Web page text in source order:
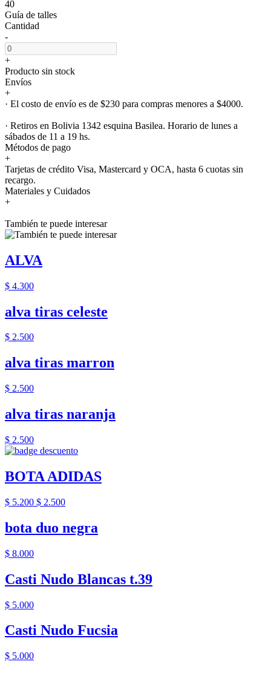
40
Guía de talles
Cantidad
-
+
Producto sin stock
Envíos
+
· El costo de envío es de $230 para compras menores a $4000.
· Retiros en Bolivia 1342 esquina Basilea. Horario de lunes a
sábados de 11 a 19 hs.
Métodos de pago
+
Tarjetas de crédito Visa, Mastercard y OCA, hasta 6 cuotas sin
recargo.
Materiales y Cuidados
+
También te puede interesar
ALVA
$ 4.300
alva tiras celeste
$ 2.500
alva tiras marron
$ 2.500
alva tiras naranja
$ 2.500
BOTA ADIDAS
$ 5.200 $ 2.500
bota duo negra
$ 8.000
Casti Nudo Blancas t.39
$ 5.000
Casti Nudo Fucsia
$ 5.000